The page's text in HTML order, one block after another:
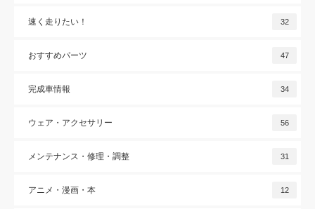
速く走りたい！ 32
おすすめパーツ 47
完成車情報 34
ウェア・アクセサリー 56
メンテナンス・修理・調整 31
アニメ・漫画・本 12